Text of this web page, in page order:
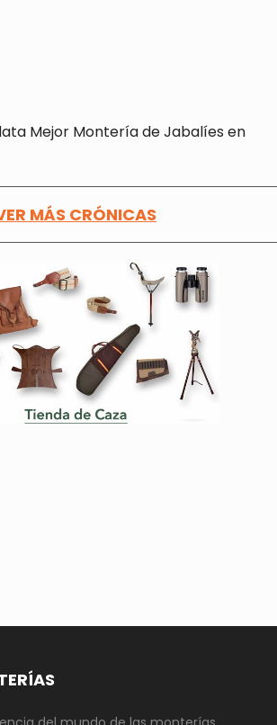
Mejor Montería de Jabalíes en
MÁS CRÓNICAS